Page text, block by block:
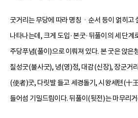
굿거리는 무당에 따라 명칭ㆍ순서 등이 얽히고
나타나는데, 크게 도입·본굿·뒤풀이의 세 단계
주당푸념(풀이)으로 이뤄져 있다. 본 굿은 앉은
칠성굿(불사굿), 녕(영)정, 대감(신장), 장군거
(使者)굿, 다릿발 들고 세경돌기, 시왕세텬(十
들어섬 기밀드림이다. 뒤풀이(뒷전)는 마무리